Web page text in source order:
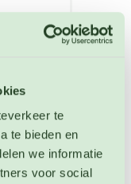
te
te bieden en
we informatie
voor social